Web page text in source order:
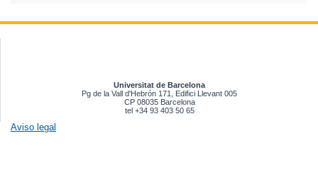
Universitat de Barcelona
Pg de la Vall d'Hebrón 171, Edifici Llevant 005
CP 08035 Barcelona
tel +34 93 403 50 65
Aviso legal